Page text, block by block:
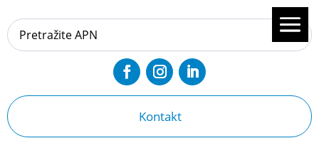
Kontakt